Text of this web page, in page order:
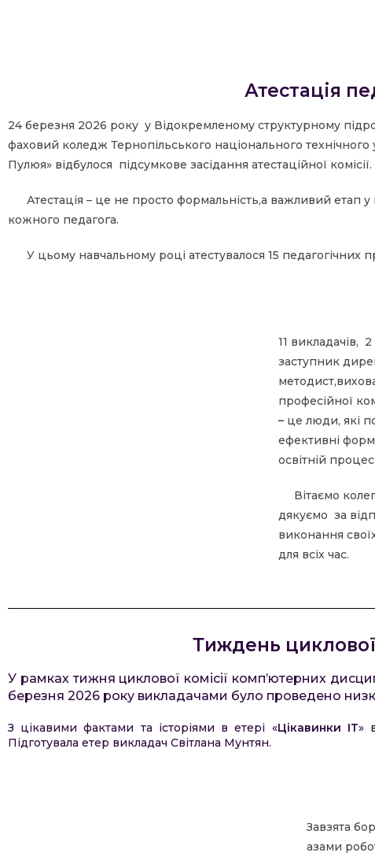
Атестація
24 березня 2026 року у Відокремленому структурному
фаховий коледж Тернопільського національного технічного
Пулюя» відбулося підсумкове засідання атестаційної комісії.
Атестація – це не просто формальність,а важливий етап
кожного педагога.
У цьому навчальному році атестувалося 15 педагогічних
11 викладачів, 2
заступник
професійної
– це люди, які
ефективні
освітній
Вітаємо
дякуємо за
виконання
для всіх час.
Тиждень
У рамках тижня циклової комісії комп’ютерних
березня 2026 року викладачами було проведено
З цікавими фактами та історіями в етері «Цікавинки ІТ»
Підготувала етер викладач Світлана Мунтян.
Завзята
азами